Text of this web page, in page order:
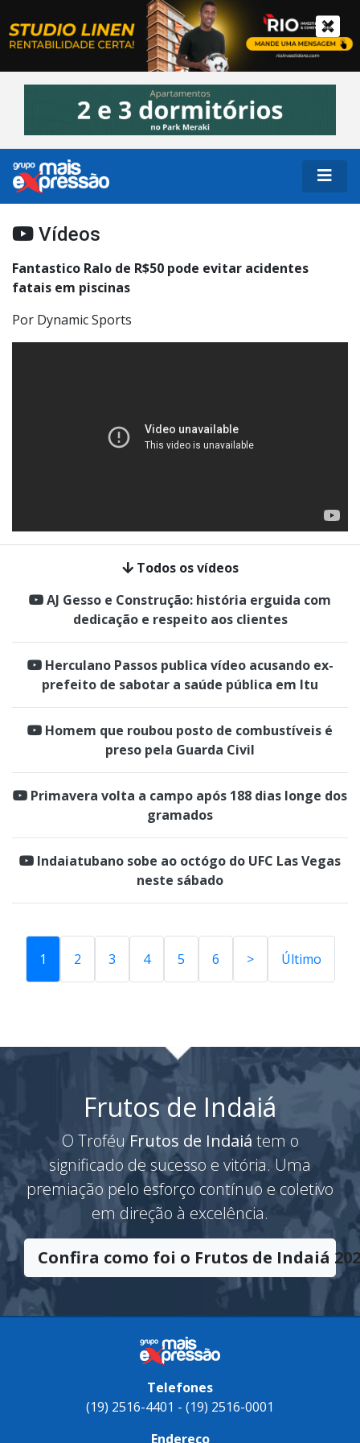
Vídeos
Fantastico Ralo de R$50 pode evitar acidentes
fatais em piscinas
Por Dynamic Sports
Todos os vídeos
AJ Gesso e Construção: história erguida com
dedicação e respeito aos clientes
Herculano Passos publica vídeo acusando ex-
prefeito de sabotar a saúde pública em Itu
Homem que roubou posto de combustíveis é
preso pela Guarda Civil
Primavera volta a campo após 188 dias longe dos
gramados
Indaiatubano sobe ao octógo do UFC Las Vegas
neste sábado
1 2 3 4 5 6 > Último
Frutos de Indaiá
O TroféuFrutos de Indaiá tem o
significado de sucesso e vitória. Uma
premiação pelo esforço contínuo e coletivo
em direção à excelência.
Confira como foi o Frutos de Indaiá
Telefones
(19) 2516-4401 - (19) 2516-0001
Endereço